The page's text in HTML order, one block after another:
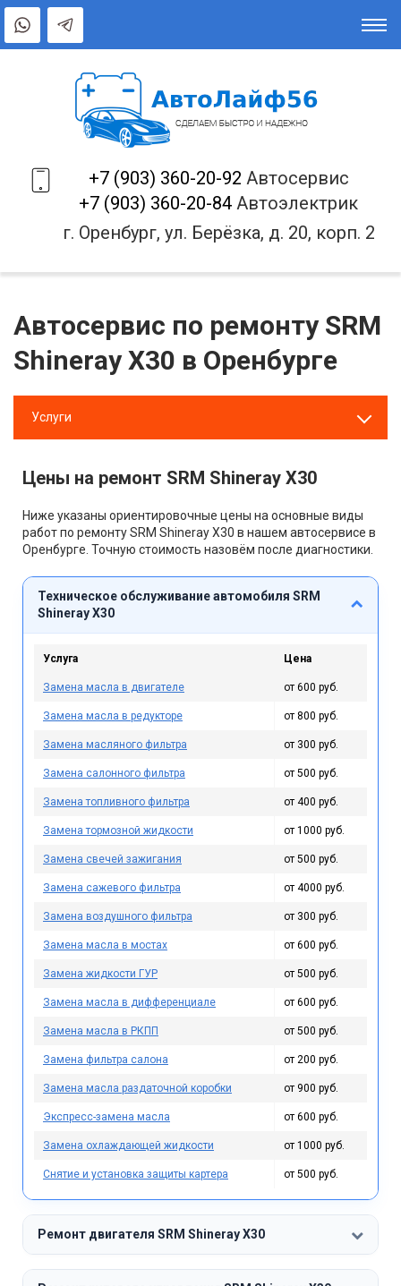
+7 (903) 360-20-92 Автосервис
+7 (903) 360-20-84 Автоэлектрик
г. Оренбург, ул. Берёзка, д. 20, корп. 2
Автосервис по ремонту SRM
Shineray X30 в Оренбурге
Услуги
Цены на ремонт SRM Shineray X30
Ниже указаны ориентировочные цены на основные виды
работ по ремонту SRM Shineray X30 в нашем автосервисе в
Оренбурге. Точную стоимость назовём после диагностики.
Техническое обслуживание автомобиля SRM
Shineray X30
Услуга Цена
Замена масла в двигателе от 600 руб.
Замена масла в редукторе от 800 руб.
Замена масляного фильтра от 300 руб.
Замена салонного фильтра от 500 руб.
Замена топливного фильтра от 400 руб.
Замена тормозной жидкости от 1000 руб.
Замена свечей зажигания от 500 руб.
Замена сажевого фильтра от 4000 руб.
Замена воздушного фильтра от 300 руб.
Замена масла в мостах от 600 руб.
Замена жидкости ГУР от 500 руб.
Замена масла в дифференциале от 600 руб.
Замена масла в РКПП от 500 руб.
Замена фильтра салона от 200 руб.
Замена масла раздаточной коробки от 900 руб.
Экспресс-замена масла от 600 руб.
Замена охлаждающей жидкости от 1000 руб.
Снятие и установка защиты картера от 500 руб.
Ремонт двигателя SRM Shineray X30